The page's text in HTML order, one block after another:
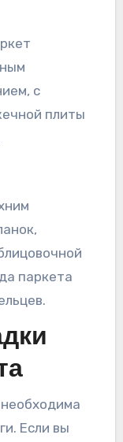
с
плиты
паркета
Если вы